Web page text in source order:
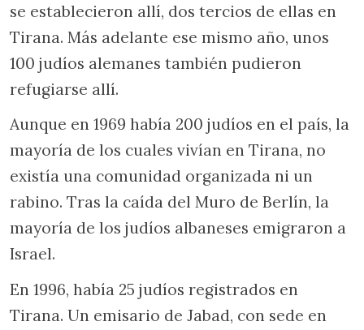
se establecieron allí, dos tercios de ellas en
Tirana. Más adelante ese mismo año, unos
100 judíos alemanes también pudieron
refugiarse allí.
Aunque en 1969 había 200 judíos en el país, la
mayoría de los cuales vivían en Tirana, no
existía una comunidad organizada ni un
rabino. Tras la caída del Muro de Berlín, la
mayoría de los judíos albaneses emigraron a
Israel.
En 1996, había 25 judíos registrados en
Tirana. Un emisario de Jabad, con sede en